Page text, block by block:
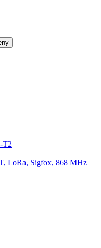
T2
LoRa, Sigfox, 868 MHz